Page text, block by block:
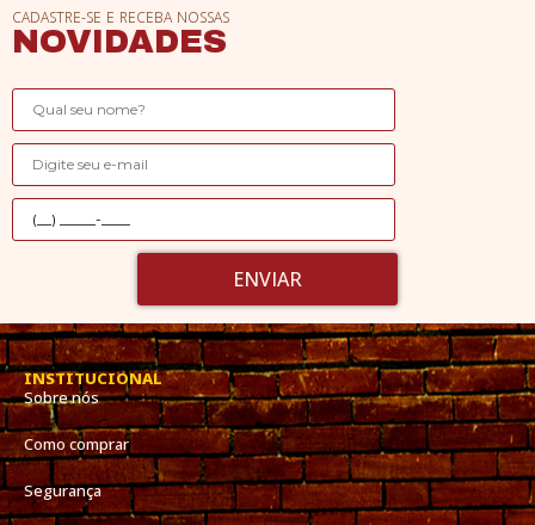
CADASTRE-SE E RECEBA NOSSAS
NOVIDADES
ENVIAR
INSTITUCIONAL
Sobre nós
Como comprar
Segurança